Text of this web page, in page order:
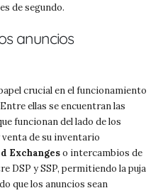
de segundo.
anuncios
crucial en el funcionamiento
ellas se encuentran las
funcionan del lado de los
de su inventario
Exchangeso intercambios de
DSP y SSP, permitiendo la puja
que los anuncios sean